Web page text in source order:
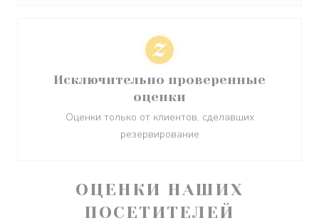
ОЦЕНКИ НАШИХ
ПОСЕТИТЕЛЕЙ
Исключительно проверенные
оценки
Оценки только от клиентов, сделавших
резервирование